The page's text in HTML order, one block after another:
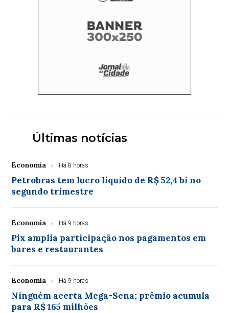
Últimas notícias
Economia Há 8 horas
Petrobras tem lucro líquido de R$ 52,4 bi no
segundo trimestre
Economia Há 9 horas
Pix amplia participação nos pagamentos em
bares e restaurantes
Economia Há 9 horas
Ninguém acerta Mega-Sena; prêmio acumula
para R$ 165 milhões